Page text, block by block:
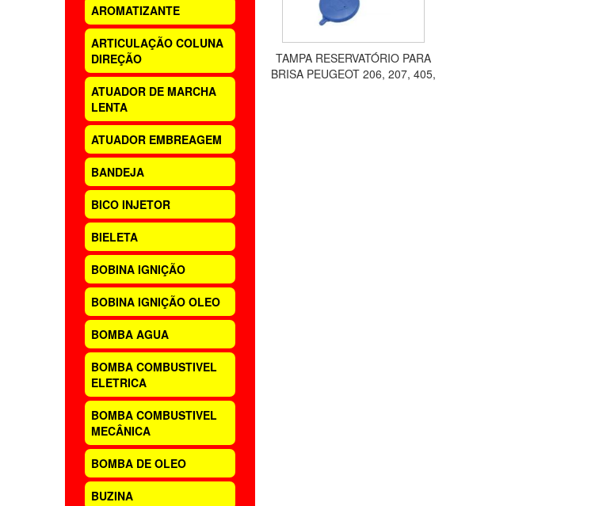
AROMATIZANTE
ARTICULAÇÃO COLUNA
DIREÇÃO
ATUADOR DE MARCHA
LENTA
ATUADOR EMBREAGEM
BANDEJA
BICO INJETOR
BIELETA
BOBINA IGNIÇÃO
BOBINA IGNIÇÃO OLEO
BOMBA AGUA
BOMBA COMBUSTIVEL
ELETRICA
BOMBA COMBUSTIVEL
MECÂNICA
BOMBA DE OLEO
BUZINA
TAMPA RESERVATÓRIO PARA
BRISA PEUGEOT 206, 207, 405,